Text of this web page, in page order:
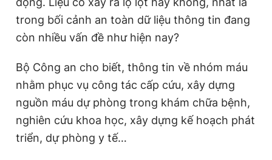
i
m
e
trong bối cảnh an toàn dữ liệu thông tin đang
còn nhiều vấn đề như hiện nay?
Bộ Công an cho biết, thông tin về nhóm máu
nhằm phục vụ công tác cấp cứu, xây dựng
nguồn máu dự phòng trong khám chữa bệnh,
nghiên cứu khoa học, xây dựng kế hoạch phát
triển, dự phòng y tế…